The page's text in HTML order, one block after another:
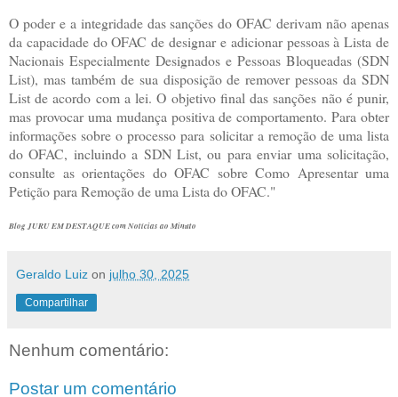
O poder e a integridade das sanções do OFAC derivam não apenas
da capacidade do OFAC de designar e adicionar pessoas à Lista de
Nacionais Especialmente Designados e Pessoas Bloqueadas (SDN
List), mas também de sua disposição de remover pessoas da SDN
List de acordo com a lei. O objetivo final das sanções não é punir,
mas provocar uma mudança positiva de comportamento. Para obter
informações sobre o processo para solicitar a remoção de uma lista
do OFAC, incluindo a SDN List, ou para enviar uma solicitação,
consulte as orientações do OFAC sobre Como Apresentar uma
Petição para Remoção de uma Lista do OFAC."
Blog JURU EM DESTAQUE com Notícias ao Minuto
Geraldo Luiz on julho 30, 2025
Compartilhar
Nenhum comentário:
Postar um comentário